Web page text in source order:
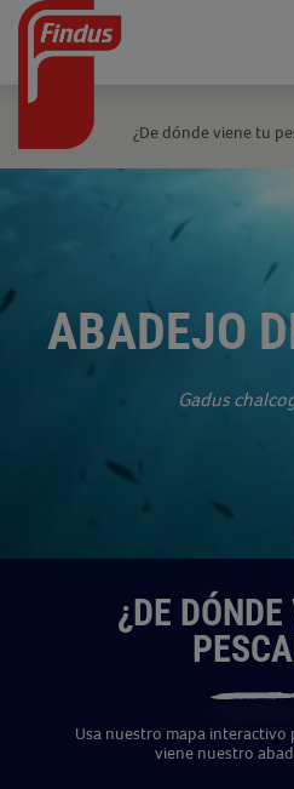
ABADEJO
Gadus
¿DE
Usa nuestro mapa
viene nuestro
¿De dónde viene tu